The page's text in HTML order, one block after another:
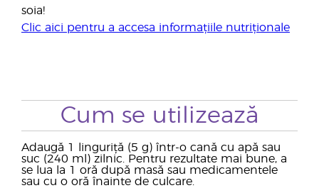
soia!
Clic aici pentru a accesa informațiile nutriționale
Cum se utilizează
Adaugă 1 linguriță (5 g) într-o cană cu apă sau
suc (240 ml) zilnic. Pentru rezultate mai bune, a
se lua la 1 oră după masă sau medicamentele
sau cu o oră înainte de culcare.